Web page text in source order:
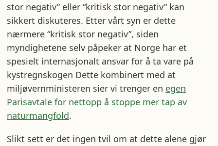
stor negativ” eller “kritisk stor negativ” kan
sikkert diskuteres. Etter vårt syn er dette
nærmere “kritisk stor negativ”, siden
myndighetene selv påpeker at Norge har et
spesielt internasjonalt ansvar for å ta vare på
kystregnskogen Dette kombinert med at
miljøvernministeren sier vi trenger en egen
Parisavtale for nettopp å stoppe mer tap av
naturmangfold.
Slikt sett er det ingen tvil om at dette alene gjør